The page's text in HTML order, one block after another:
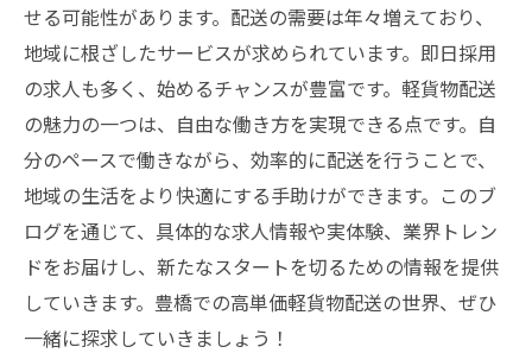
せる可能性があります。配送の需要は年々増えており、
地域に根ざしたサービスが求められています。即日採用
の求人も多く、始めるチャンスが豊富です。軽貨物配送
の魅力の一つは、自由な働き方を実現できる点です。自
分のペースで働きながら、効率的に配送を行うことで、
地域の生活をより快適にする手助けができます。このブ
ログを通じて、具体的な求人情報や実体験、業界トレン
ドをお届けし、新たなスタートを切るための情報を提供
していきます。豊橋での高単価軽貨物配送の世界、ぜひ
一緒に探求していきましょう！